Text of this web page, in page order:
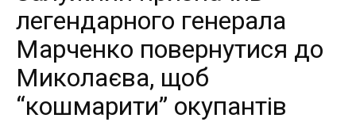
легендарного генерала
Марченко повернутися до
Миколаєва, щоб
“кошмарити” окупантів